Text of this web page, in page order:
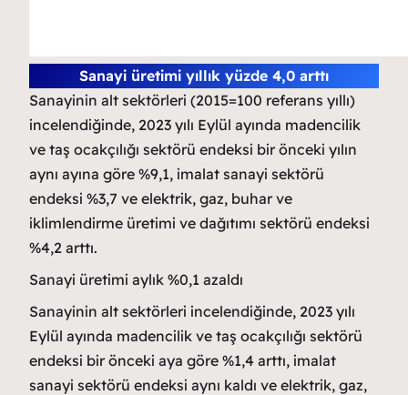
Sanayi üretimi yıllık yüzde 4,0 arttı
Sanayinin alt sektörleri (2015=100 referans yıllı)
incelendiğinde, 2023 yılı Eylül ayında madencilik
ve taş ocakçılığı sektörü endeksi bir önceki yılın
aynı ayına göre %9,1, imalat sanayi sektörü
endeksi %3,7 ve elektrik, gaz, buhar ve
iklimlendirme üretimi ve dağıtımı sektörü endeksi
%4,2 arttı.
Sanayi üretimi aylık %0,1 azaldı
Sanayinin alt sektörleri incelendiğinde, 2023 yılı
Eylül ayında madencilik ve taş ocakçılığı sektörü
endeksi bir önceki aya göre %1,4 arttı, imalat
sanayi sektörü endeksi aynı kaldı ve elektrik, gaz,